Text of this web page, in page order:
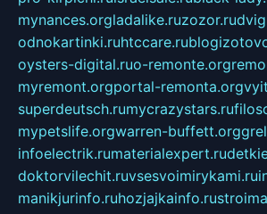
mynances.orgladalike.ruzozor.ru
odnokartinki.ruhtccare.ru
oysters-digital.ruo-remonte.org
myremont.orgportal-remonta.org
superdeutsch.rumycrazystars.ru
mypetslife.orgwarren-buffett.org
infoelectrik.rumaterialexpert.ru
doktorvilechit.ruvsesvoimirykami.ru
manikjurinfo.ruhozjajkainfo.ru